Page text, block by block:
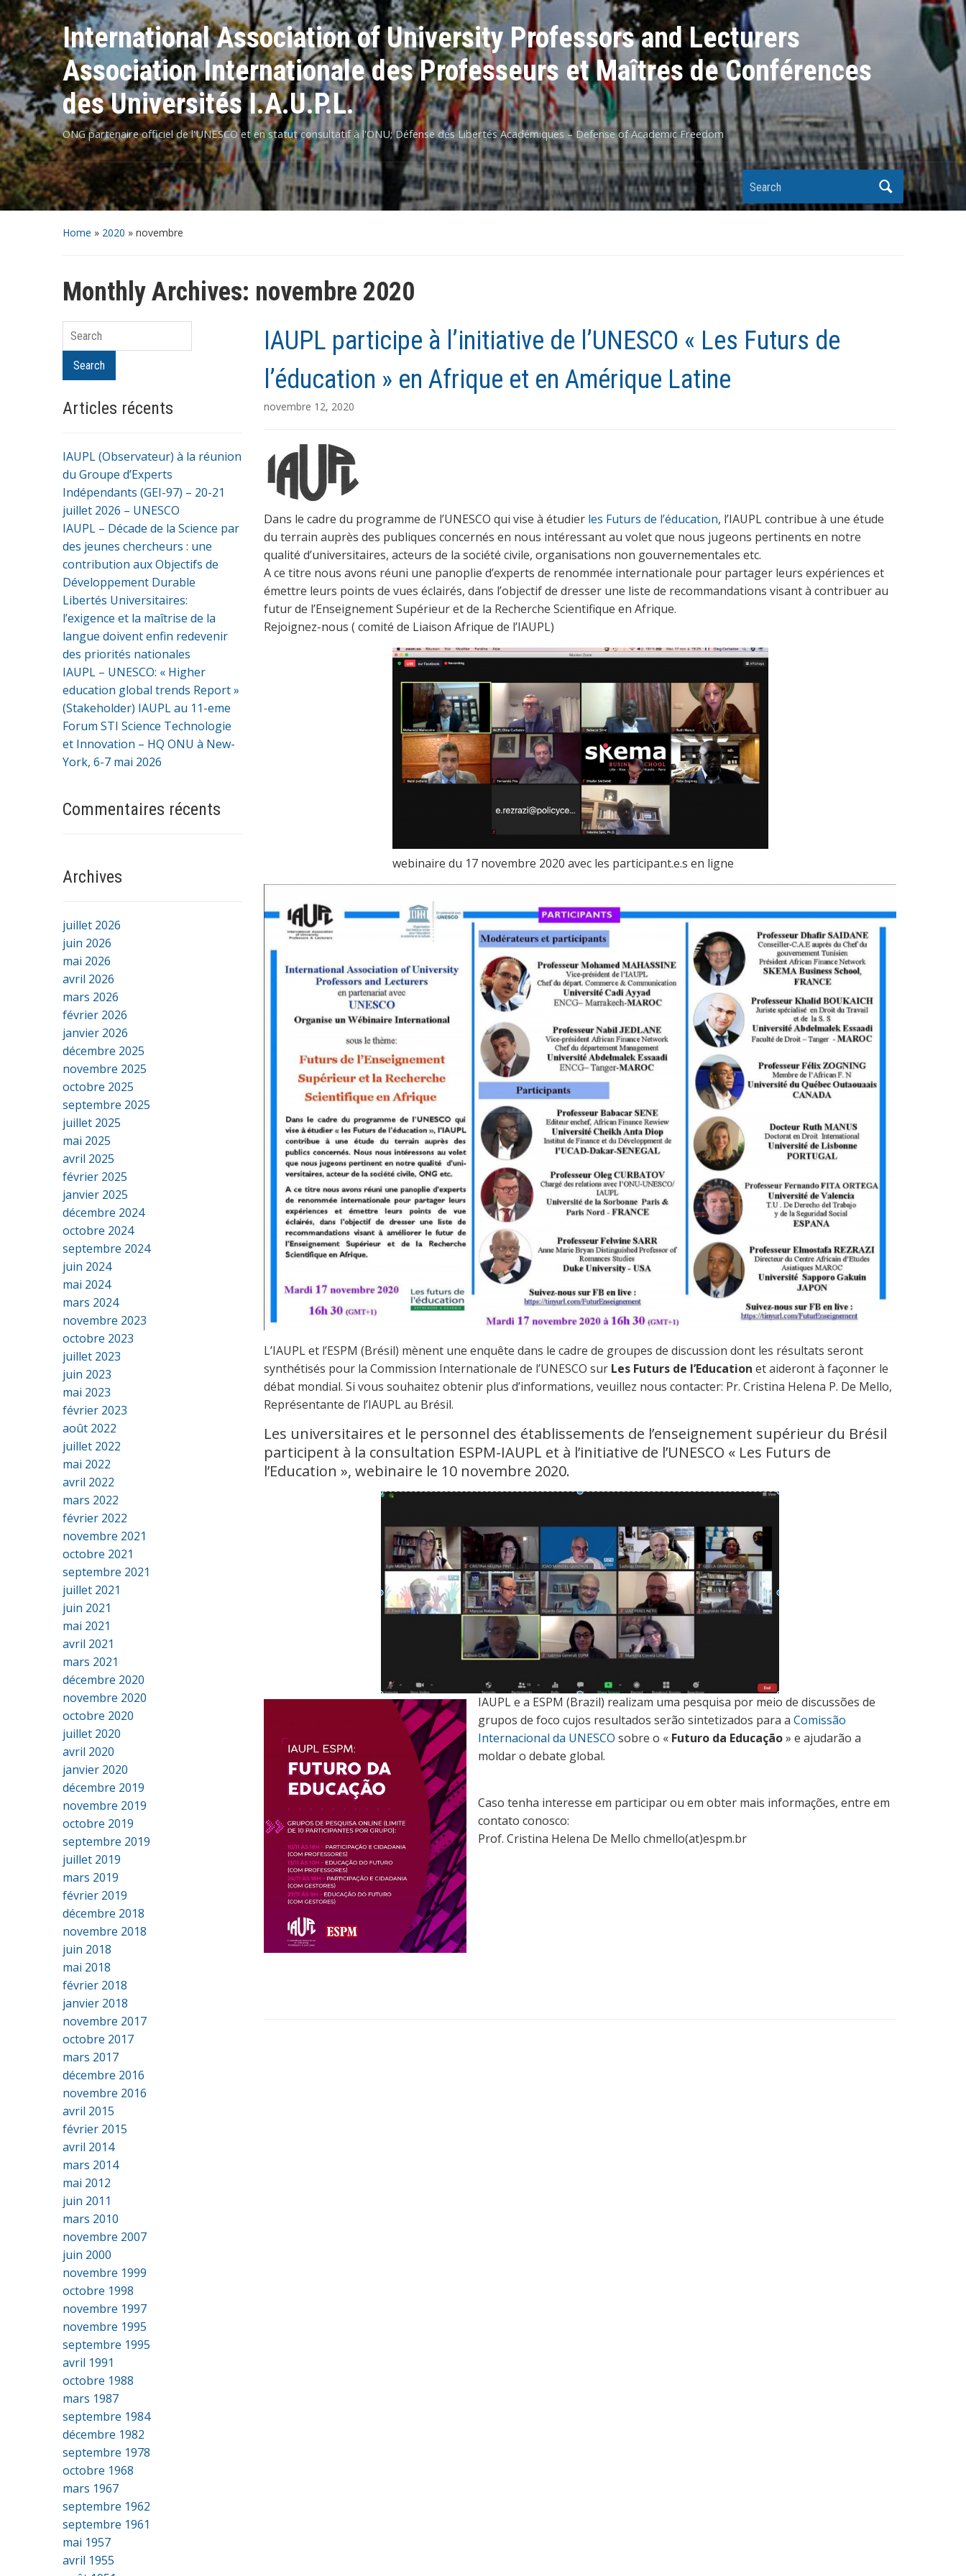
International Association of University Professors and Lecturers
Association Internationale des Professeurs et Maîtres de Conférences
des Universités I.A.U.P.L.
ONG partenaire officiel de l'UNESCO et en statut consultatif à l'ONU; Défense des Libertés Académiques – Defense of Academic Freedom
Search
Home » 2020 » novembre
Monthly Archives: novembre 2020
Search
Search
Articles récents
IAUPL (Observateur) à la réunion
du Groupe d’Experts
Indépendants (GEI-97) – 20-21
juillet 2026 – UNESCO
IAUPL – Décade de la Science par
des jeunes chercheurs : une
contribution aux Objectifs de
Développement Durable
Libertés Universitaires:
l’exigence et la maîtrise de la
langue doivent enfin redevenir
des priorités nationales
IAUPL – UNESCO: « Higher
education global trends Report »
(Stakeholder) IAUPL au 11-eme
Forum STI Science Technologie
et Innovation – HQ ONU à New-
York, 6-7 mai 2026
Commentaires récents
Archives
juillet 2026
juin 2026
mai 2026
avril 2026
mars 2026
février 2026
janvier 2026
décembre 2025
novembre 2025
octobre 2025
septembre 2025
juillet 2025
mai 2025
avril 2025
février 2025
janvier 2025
décembre 2024
octobre 2024
septembre 2024
juin 2024
mai 2024
mars 2024
novembre 2023
octobre 2023
juillet 2023
juin 2023
mai 2023
février 2023
août 2022
juillet 2022
mai 2022
avril 2022
mars 2022
février 2022
novembre 2021
octobre 2021
septembre 2021
juillet 2021
juin 2021
mai 2021
avril 2021
mars 2021
décembre 2020
novembre 2020
octobre 2020
juillet 2020
avril 2020
janvier 2020
décembre 2019
novembre 2019
octobre 2019
septembre 2019
juillet 2019
mars 2019
février 2019
décembre 2018
novembre 2018
juin 2018
mai 2018
février 2018
janvier 2018
novembre 2017
octobre 2017
mars 2017
décembre 2016
novembre 2016
avril 2015
février 2015
avril 2014
mars 2014
mai 2012
juin 2011
mars 2010
novembre 2007
juin 2000
novembre 1999
octobre 1998
novembre 1997
novembre 1995
septembre 1995
avril 1991
octobre 1988
mars 1987
septembre 1984
décembre 1982
septembre 1978
octobre 1968
mars 1967
septembre 1962
septembre 1961
mai 1957
avril 1955
IAUPL participe à l’initiative de l’UNESCO « Les Futurs de
l’éducation » en Afrique et en Amérique Latine
novembre 12, 2020
Dans le cadre du programme de l’UNESCO qui vise à étudier les Futurs de l’éducation, l’IAUPL contribue à une étude
du terrain auprès des publiques concernés en nous intéressant au volet que nous jugeons pertinents en notre
qualité d’universitaires, acteurs de la société civile, organisations non gouvernementales etc.
A ce titre nous avons réuni une panoplie d’experts de renommée internationale pour partager leurs expériences et
émettre leurs points de vues éclairés, dans l’objectif de dresser une liste de recommandations visant à contribuer au
futur de l’Enseignement Supérieur et de la Recherche Scientifique en Afrique.
Rejoignez-nous ( comité de Liaison Afrique de l’IAUPL)
webinaire du 17 novembre 2020 avec les participant.e.s en ligne
L’IAUPL et l’ESPM (Brésil) mènent une enquête dans le cadre de groupes de discussion dont les résultats seront
synthétisés pour la Commission Internationale de l’UNESCO sur Les Futurs de l’Education et aideront à façonner le
débat mondial. Si vous souhaitez obtenir plus d’informations, veuillez nous contacter: Pr. Cristina Helena P. De Mello,
Représentante de l’IAUPL au Brésil.
Les universitaires et le personnel des établissements de l’enseignement supérieur du Brésil
participent à la consultation ESPM-IAUPL et à l’initiative de l’UNESCO « Les Futurs de
l’Education », webinaire le 10 novembre 2020.
IAUPL e a ESPM (Brazil) realizam uma pesquisa por meio de discussões de
grupos de foco cujos resultados serão sintetizados para a Comissão
Internacional da UNESCO sobre o « Futuro da Educação» e ajudarão a
moldar o debate global.
Caso tenha interesse em participar ou em obter mais informações, entre em
contato conosco:
Prof. Cristina Helena De Mello chmello(at)espm.br